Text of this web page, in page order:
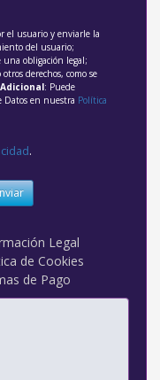
el usuario y enviarle la
del usuario;
una obligación legal;
derechos, como se
: Puede
Datos en nuestra Política
.
Legal
de Cookies
de Pago